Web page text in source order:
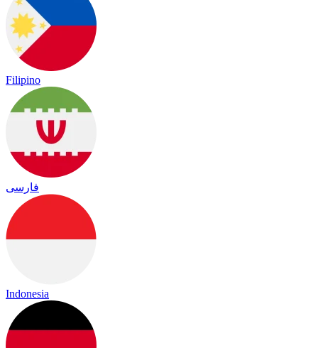
Filipino
فارسی
Indonesia